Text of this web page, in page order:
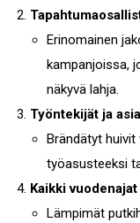
Erinomainen
kampanjoissa,
näkyvä lahja.
Työntekijät ja
Brändätyt huivit
työasusteeksi
Kaikki
Lämpimät